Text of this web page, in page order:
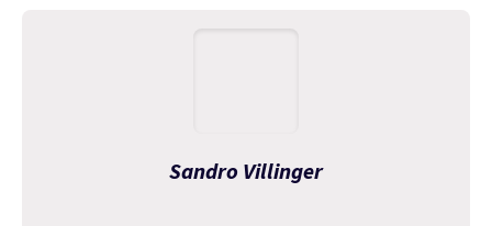
Sandro Villinger